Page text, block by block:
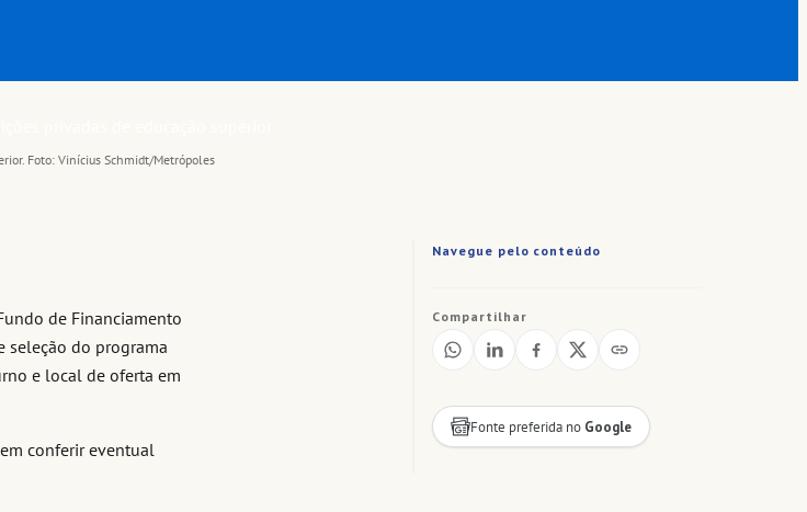
Foto: Vinícius Schmidt/Metrópoles
Navegue pelo conteúdo
Compartilhar
Fonte preferida no Google
de Financiamento
seleção do programa
e local de oferta em
conferir eventual